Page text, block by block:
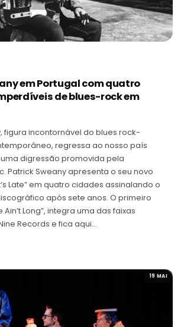
em Portugal com quatro
de blues-rock em
figura incontornável do blues rock-
regressa ao nosso país
digressão promovida pela
Patrick Sweany apresenta o seu novo
Late” em quatro cidades assinalando o
após sete anos. O primeiro
Ain’t Long”, integra uma das faixas
Records e fica aqui…
19 MAI